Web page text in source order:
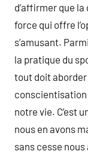
d’affirmer que
force qui offre
s’amusant.
la pratique du
tout doit
conscientisation
notre vie. C’est
nous en avons
sans cesse